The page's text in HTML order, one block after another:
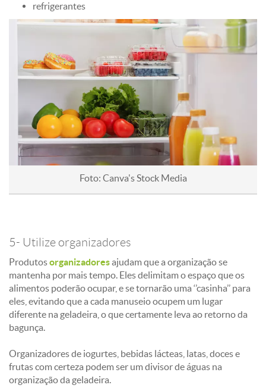
refrigerantes
Foto: Canva's Stock Media
5- Utilize organizadores
Produtosorganizadoresajudam que a organização se
mantenha por mais tempo. Eles delimitam o espaço que os
alimentos poderão ocupar, e se tornarão uma ‘’casinha’’ para
eles, evitando que a cada manuseio ocupem um lugar
diferente na geladeira, o que certamente leva ao retorno da
bagunça.
Organizadores de iogurtes, bebidas lácteas, latas, doces e
frutas com certeza podem ser um divisor de águas na
organização da geladeira.